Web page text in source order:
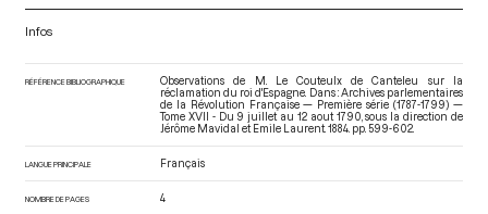
Infos
RÉFÉRENCE BIBLIOGRAPHIQUE
Observations de M. Le Couteulx de Canteleu sur la
réclamation du roi d'Espagne. Dans : Archives parlementaires
de la Révolution Française — Première série (1787-1799) —
Tome XVII - Du 9 juillet au 12 aout 1790 , sous la direction de
Jérôme Mavidal et Emile Laurent. 1884. pp. 599-602.
LANGUE PRINCIPALE Français
NOMBRE DE PAGES 4